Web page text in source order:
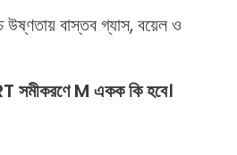
উষ্ণতায় বাস্তব গ্যাস, বয়েল ও
M একক কি হবে।